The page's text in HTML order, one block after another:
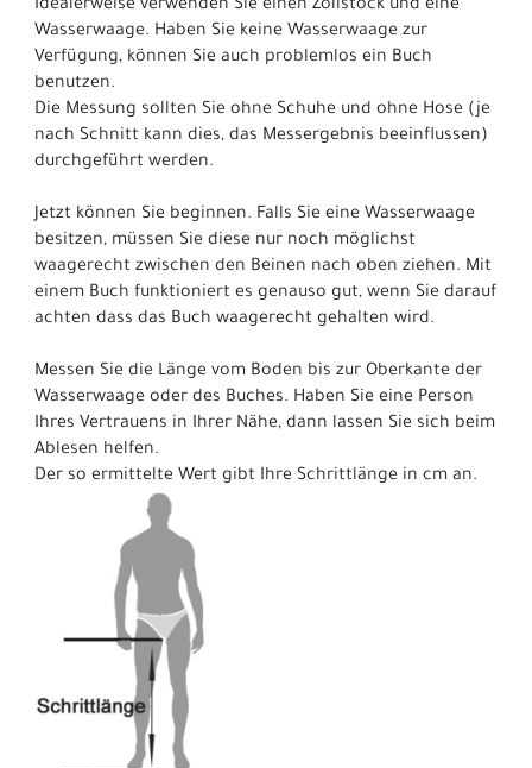
Idealerweise verwenden Sie einen Zollstock und eine
Wasserwaage. Haben Sie keine Wasserwaage zur
Verfügung, können Sie auch problemlos ein Buch
benutzen.
Die Messung sollten Sie ohne Schuhe und ohne Hose (je
nach Schnitt kann dies, das Messergebnis beeinflussen)
durchgeführt werden.
Jetzt können Sie beginnen. Falls Sie eine Wasserwaage
besitzen, müssen Sie diese nur noch möglichst
waagerecht zwischen den Beinen nach oben ziehen. Mit
einem Buch funktioniert es genauso gut, wenn Sie darauf
achten dass das Buch waagerecht gehalten wird.
Messen Sie die Länge vom Boden bis zur Oberkante der
Wasserwaage oder des Buches. Haben Sie eine Person
Ihres Vertrauens in Ihrer Nähe, dann lassen Sie sich beim
Ablesen helfen.
Der so ermittelte Wert gibt Ihre Schrittlänge in cm an.